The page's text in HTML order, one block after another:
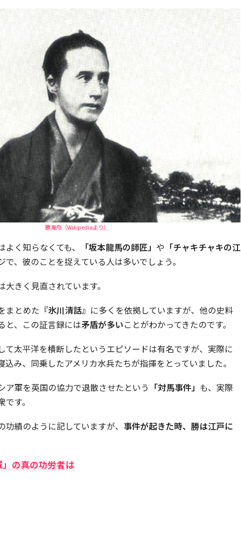
勝海舟（Wikipediaより）
く知らなくても、 「坂本龍馬の師匠」 や 「チャキチャキの江
で、彼のことを捉えている人は多いでしょう。
きく見直されています。
まとめた 『氷川清話』 に多くを依拠していますが、他の史料
と、この証言録には矛盾が多いことがわかってきたのです。
て太平洋を横断したというエピソードは有名ですが、実際に
込み、同乗したアメリカ水兵たちが指揮をとっていました。
ア軍を英国の協力で退散させたという 「対馬事件」 も、実際
す。
功績のように記していますが、 事件が起きた時、勝は江戸に
」の真の功労者は